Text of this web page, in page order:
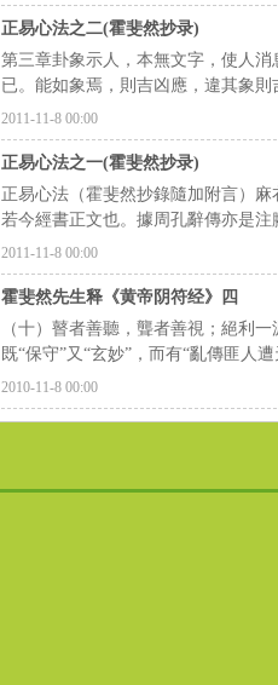
正易心法之二(霍斐然抄录)
第三章卦象示人，本無文字，使人
已。能如象焉，則吉凶應，違其象
2011-11-8 00:00
正易心法之一(霍斐然抄录)
正易心法（霍斐然抄錄隨加附言）
若今經書正文也。據周孔辭傳亦是
2011-11-8 00:00
霍斐然先生释《黄帝阴符经》四
（十）瞽者善聽，聾者善視；絕利
既“保守”又“玄妙”，而有“亂傳匪人
2010-11-8 00:00